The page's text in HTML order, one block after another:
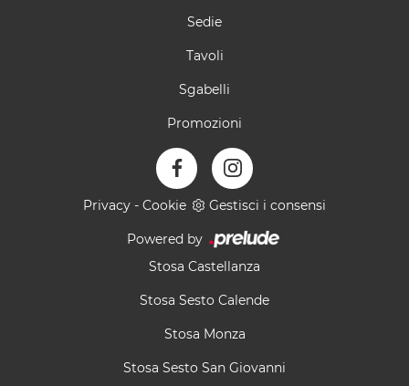
Sedie
Tavoli
Sgabelli
Promozioni
Privacy - Cookie Gestisci i consensi
Powered by
Stosa Castellanza
Stosa Sesto Calende
Stosa Monza
Stosa Sesto San Giovanni